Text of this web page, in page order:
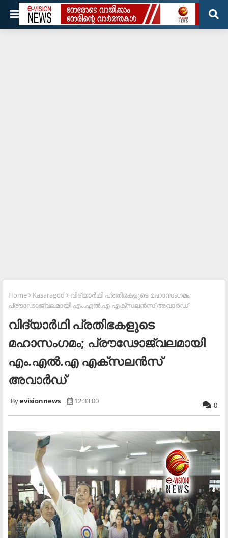
Home Kasaragod
വിദ്യാര്‍ഥി പ്രതിഭകളുടെ മഹാസംഗമം;
പ്രൗഢോജ്വലമായി എം.എല്‍.എ എക്സലന്‍സ് അവാര്‍ഡ്
വിദ്യാര്‍ഥി പ്രതിഭകളുടെ
മഹാസംഗമം; പ്രൗഢോജ്വലമായി
എം.എല്‍.എ എക്സലന്‍സ്
അവാര്‍ഡ്
evisionnews 12:33:00 0